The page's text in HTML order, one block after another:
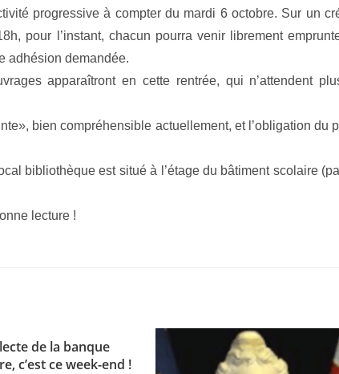
progressive à compter du mardi 6 octobre. Sur un
pour l’instant, chacun pourra venir librement
adhésion demandée.
apparaîtront en cette rentrée, qui n’attendent
bien compréhensible actuellement, et l’obligation du
bibliothèque est situé à l’étage du bâtiment scolaire
lecture !
de la banque
c’est ce week-end !